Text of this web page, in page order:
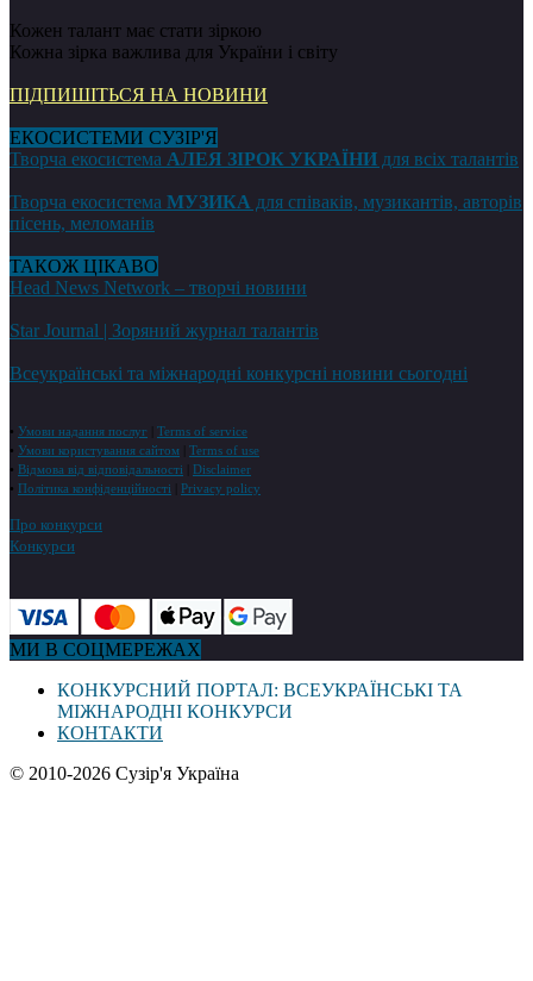
Кожен талант має стати зіркою
Кожна зірка важлива для України і світу
ПІДПИШІТЬСЯ НА НОВИНИ
ЕКОСИСТЕМИ СУЗІР'Я
Творча екосистема АЛЕЯ ЗІРОК УКРАЇНИ для всіх талантів
Творча екосистема МУЗИКА для співаків, музикантів, авторів
пісень, меломанів
ТАКОЖ ЦІКАВО
Head News Network – творчі новини
Star Journal | Зоряний журнал талантів
Всеукраїнські та міжнародні конкурсні новини сьогодні
• Умови надання послуг
Terms of service
• Умови користування сайтом
Terms of use
• Відмова від відповідальності
Disclaimer
• Політика конфіденційності Privacy policy
Про конкурси
Конкурси
МИ В СОЦМЕРЕЖАХ
КОНКУРСНИЙ ПОРТАЛ: ВСЕУКРАЇНСЬКІ ТА
МІЖНАРОДНІ КОНКУРСИ
КОНТАКТИ
© 2010-2026 Сузір'я Україна